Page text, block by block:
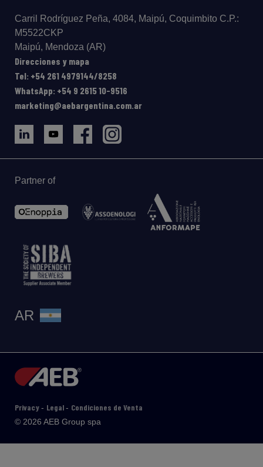
Carril Rodríguez Peña, 4084, Maipú, Coquimbito C.P.:
M5522CKP
Maipú, Mendoza (AR)
Direcciones y mapa
Tel: +54 261 4979144/8258
WhatsApp: +54 9 2615 10-9516
marketing@aebargentina.com.ar
Partner of
AR
Privacy- Legal- Condiciones de Venta
© 2026 AEB Group spa